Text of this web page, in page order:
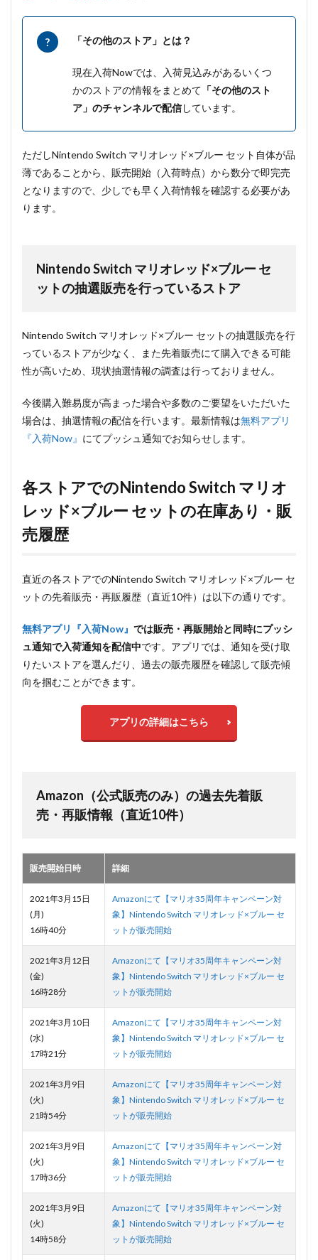
「その他のストア」とは？
現在入荷Nowでは、入荷見込みがあるいくつ
かのストアの情報をまとめて 「その他のスト
ア」のチャンネルで配信しています。
ただしNintendo Switch マリオレッド×ブルー セット自体が品
薄であることから、販売開始（入荷時点）から数分で即完売
となりますので、少しでも早く入荷情報を確認する必要があ
ります。
Nintendo Switch マリオレッド×ブルー セ
ットの抽選販売を行っているストア
Nintendo Switch マリオレッド×ブルー セットの抽選販売を行
っているストアが少なく、また先着販売にて購入できる可能
性が高いため、現状抽選情報の調査は行っておりません。
今後購入難易度が高まった場合や多数のご要望をいただいた
場合は、抽選情報の配信を行います。最新情報は無料アプリ
『入荷Now』 にてプッシュ通知でお知らせします。
各ストアでのNintendo Switch マリオ
レッド×ブルー セットの在庫あり・販
売履歴
直近の各ストアでのNintendo Switch マリオレッド×ブルー セ
ットの先着販売・再販履歴（直近10件）は以下の通りです。
無料アプリ『入荷Now』 では販売・再販開始と同時にプッシ
ュ通知で入荷通知を配信中です。アプリでは、通知を受け取
りたいストアを選んだり、過去の販売履歴を確認して販売傾
向を掴むことができます。
アプリの詳細はこちら
Amazon（公式販売のみ）の過去先着販
売・再販情報（直近10件）
販売開始日時 詳細
2021年3月15日
(月)
16時40分
Amazonにて【マリオ35周年キャンペーン対
象】Nintendo Switch マリオレッド×ブルー セ
ットが販売開始
2021年3月12日
(金)
16時28分
Amazonにて【マリオ35周年キャンペーン対
象】Nintendo Switch マリオレッド×ブルー セ
ットが販売開始
2021年3月10日
(水)
17時21分
Amazonにて【マリオ35周年キャンペーン対
象】Nintendo Switch マリオレッド×ブルー セ
ットが販売開始
2021年3月9日
(火)
21時54分
Amazonにて【マリオ35周年キャンペーン対
象】Nintendo Switch マリオレッド×ブルー セ
ットが販売開始
2021年3月9日
(火)
17時36分
Amazonにて【マリオ35周年キャンペーン対
象】Nintendo Switch マリオレッド×ブルー セ
ットが販売開始
2021年3月9日
(火)
14時58分
Amazonにて【マリオ35周年キャンペーン対
象】Nintendo Switch マリオレッド×ブルー セ
ットが販売開始